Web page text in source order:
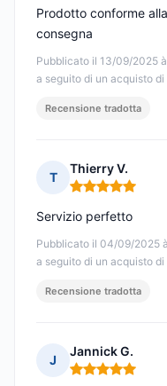
Pubblicato il 13/09/2025
a seguito di un acquisto
Prodotto conforme
consegna
Recensione tradotta
T
Thierry V.
Nota: 5 su 5
Pubblicato il 04/09/2025
a seguito di un acquisto
Servizio perfetto
Recensione tradotta
J
Jannick G.
Nota: 5 su 5